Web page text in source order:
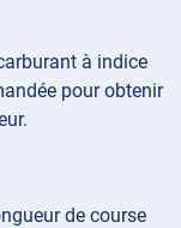
à indice
pour obtenir
de course